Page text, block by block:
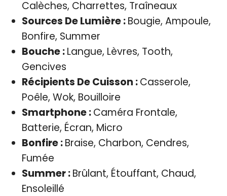
Calèches, Charrettes, Traîneaux
Sources De Lumière :Bougie, Ampoule,
Bonfire, Summer
Bouche :Langue, Lèvres, Tooth,
Gencives
Récipients De Cuisson :Casserole,
Poêle, Wok, Bouilloire
Smartphone :Caméra Frontale,
Batterie, Écran, Micro
Bonfire :Braise, Charbon, Cendres,
Fumée
Summer :Brûlant, Étouffant, Chaud,
Ensoleillé